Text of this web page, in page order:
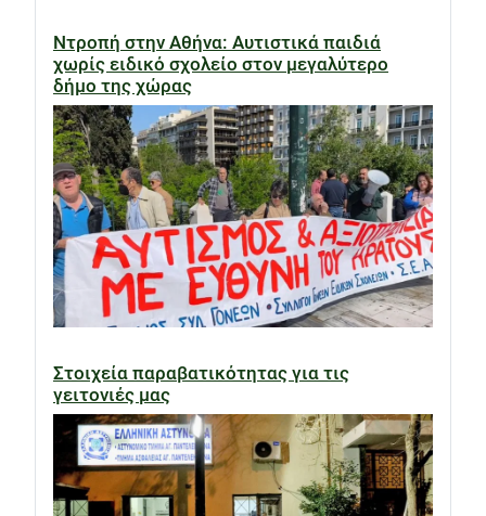
Ντροπή στην Αθήνα: Αυτιστικά παιδιά
χωρίς ειδικό σχολείο στον μεγαλύτερο
δήμο της χώρας
Στοιχεία παραβατικότητας για τις
γειτονιές μας